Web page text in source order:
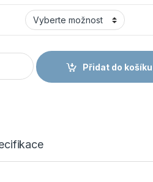
pánské lacl kalhoty royal/
Přidat do košíku